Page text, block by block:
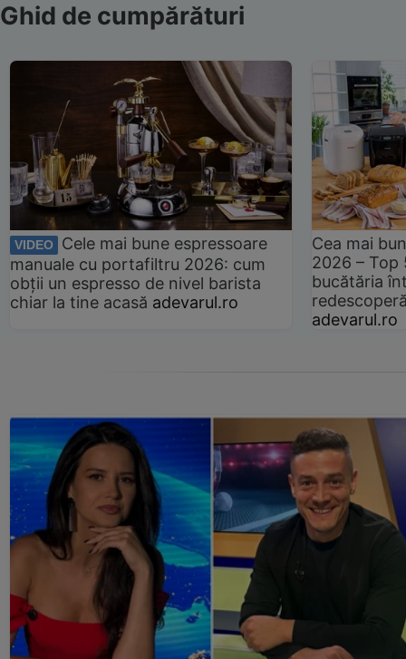
Ghid de cumpărături
VIDEO
Cele mai bune espressoare
manuale cu portafiltru 2026: cum
obții un espresso de nivel barista
chiar la tine acasă adevarul.ro
Cea mai
2026 –
bucătăria
adevarul.ro